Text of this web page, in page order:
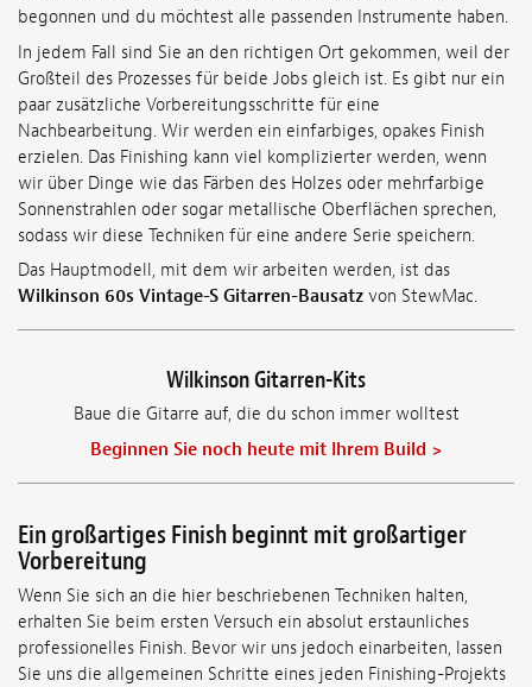
begonnen und du möchtest alle passenden Instrumente haben.
In jedem Fall sind Sie an den richtigen Ort gekommen, weil der
Großteil des Prozesses für beide Jobs gleich ist. Es gibt nur ein
paar zusätzliche Vorbereitungsschritte für eine
Nachbearbeitung. Wir werden ein einfarbiges, opakes Finish
erzielen. Das Finishing kann viel komplizierter werden, wenn
wir über Dinge wie das Färben des Holzes oder mehrfarbige
Sonnenstrahlen oder sogar metallische Oberflächen sprechen,
sodass wir diese Techniken für eine andere Serie speichern.
Das Hauptmodell, mit dem wir arbeiten werden, ist das
Wilkinson 60s Vintage-S Gitarren-Bausatz von StewMac.
Wilkinson Gitarren-Kits
Baue die Gitarre auf, die du schon immer wolltest
Beginnen Sie noch heute mit Ihrem Build >
Ein großartiges Finish beginnt mit großartiger
Vorbereitung
Wenn Sie sich an die hier beschriebenen Techniken halten,
erhalten Sie beim ersten Versuch ein absolut erstaunliches
professionelles Finish. Bevor wir uns jedoch einarbeiten, lassen
Sie uns die allgemeinen Schritte eines jeden Finishing-Projekts